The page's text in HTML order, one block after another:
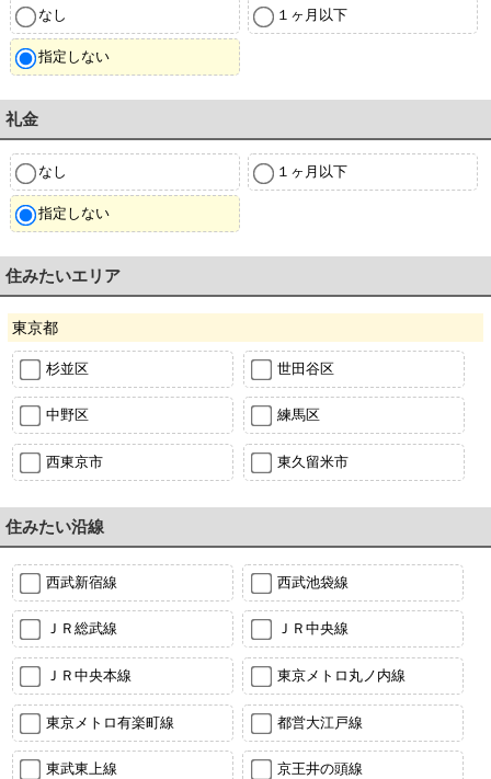
なし １ヶ月以下
指定しない
礼金
なし １ヶ月以下
指定しない
住みたいエリア
東京都
杉並区 世田谷区
中野区 練馬区
西東京市 東久留米市
住みたい沿線
西武新宿線 西武池袋線
ＪＲ総武線 ＪＲ中央線
ＪＲ中央本線 東京メトロ丸ノ内線
東京メトロ有楽町線 都営大江戸線
東武東上線 京王井の頭線